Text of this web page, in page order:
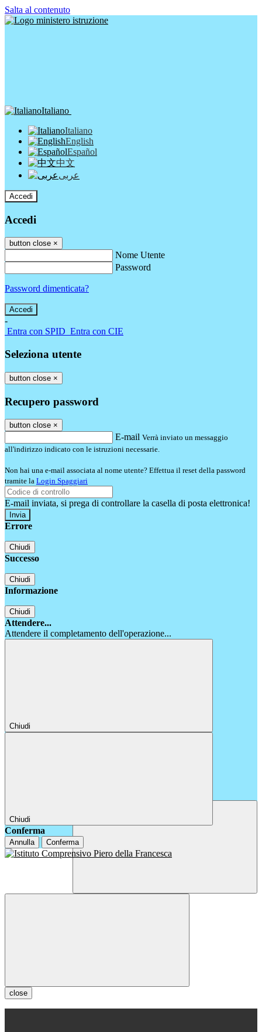
Salta al contenuto
Italiano
Italiano
English
Español
中文
عربى
Accedi
Accedi
button close ×
Nome Utente
Password
Password dimenticata?
-
Entra con SPID Entra con CIE
Seleziona utente
button close ×
Recupero password
button close ×
E-mail Verrà inviato un messaggio
all'indirizzo indicato con le istruzioni necessarie.
Non hai una e-mail associata al nome utente? Effettua il reset della password
tramite la Login Spaggiari
E-mail inviata, si prega di controllare la casella di posta elettronica!
Errore
Chiudi
Successo
Chiudi
Informazione
Chiudi
Attendere...
Attendere il completamento dell'operazione...
Chiudi
Chiudi
Conferma
Annulla Conferma
close